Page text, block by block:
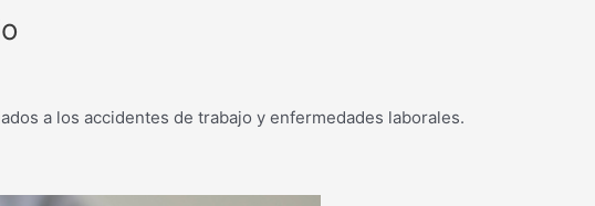
a los accidentes de trabajo y enfermedades laborales.